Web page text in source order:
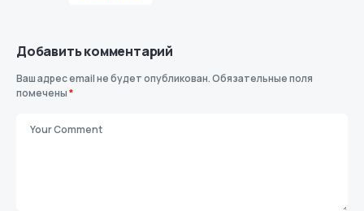
Добавить комментарий
Ваш адрес email не будет опубликован.Обязательные поля
помечены*